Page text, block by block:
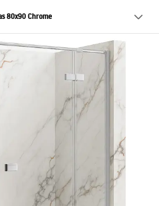
80x90 Chrome